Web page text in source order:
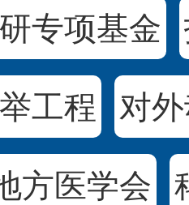
专项基金
工程 对
方医学会